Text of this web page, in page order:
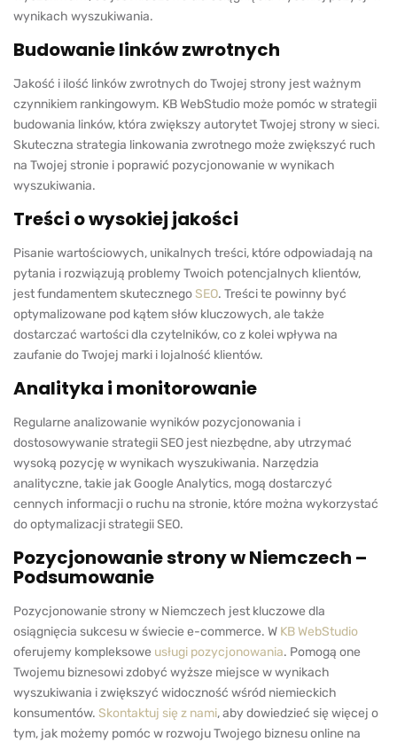
wynikach wyszukiwania.
Budowanie linków zwrotnych
Jakość i ilość linków zwrotnych do Twojej strony jest ważnym
czynnikiem rankingowym. KB WebStudio może pomóc w strategii
budowania linków, która zwiększy autorytet Twojej strony w sieci.
Skuteczna strategia linkowania zwrotnego może zwiększyć ruch
na Twojej stronie i poprawić pozycjonowanie w wynikach
wyszukiwania.
Treści o wysokiej jakości
Pisanie wartościowych, unikalnych treści, które odpowiadają na
pytania i rozwiązują problemy Twoich potencjalnych klientów,
jest fundamentem skutecznegoSEO. Treści te powinny być
optymalizowane pod kątem słów kluczowych, ale także
dostarczać wartości dla czytelników, co z kolei wpływa na
zaufanie do Twojej marki i lojalność klientów.
Analityka i monitorowanie
Regularne analizowanie wyników pozycjonowania i
dostosowywanie strategii SEO jest niezbędne, aby utrzymać
wysoką pozycję w wynikach wyszukiwania. Narzędzia
analityczne, takie jak Google Analytics, mogą dostarczyć
cennych informacji o ruchu na stronie, które można wykorzystać
do optymalizacji strategii SEO.
Pozycjonowanie strony w Niemczech –
Podsumowanie
Pozycjonowanie strony w Niemczech jest kluczowe dla
osiągnięcia sukcesu w świecie e-commerce. W KB WebStudio
oferujemy kompleksowe usługi pozycjonowania. Pomogą one
Twojemu biznesowi zdobyć wyższe miejsce w wynikach
wyszukiwania i zwiększyć widoczność wśród niemieckich
konsumentów. Skontaktuj się z nami, aby dowiedzieć się więcej o
tym, jak możemy pomóc w rozwoju Twojego biznesu online na